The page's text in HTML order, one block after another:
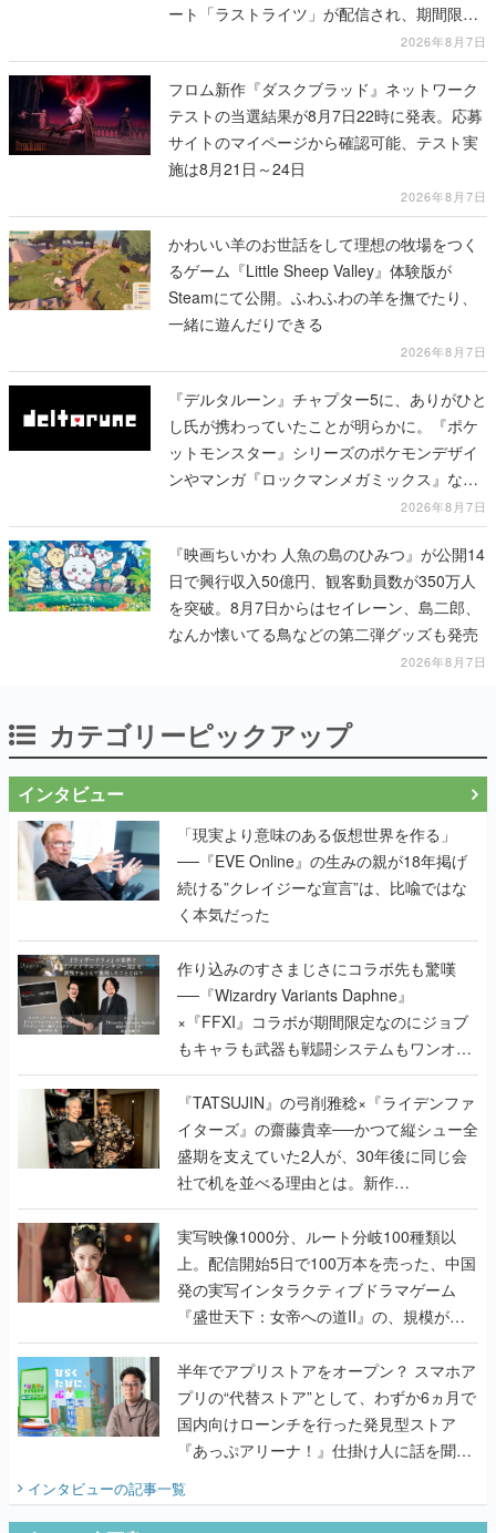
ート「ラストライツ」が配信され、期間限定
の無料プレイや過去作の無料配布も2026年8月7日
フロム新作『ダスクブラッド』ネットワーク
テストの当選結果が8月7日22時に発表。応募
サイトのマイページから確認可能、テスト実
施は8月21日～24日
2026年8月7日
かわいい羊のお世話をして理想の牧場をつく
るゲーム『Little Sheep Valley』体験版が
Steamにて公開。ふわふわの羊を撫でたり、
一緒に遊んだりできる
2026年8月7日
『デルタルーン』チャプター5に、ありがひと
し氏が携わっていたことが明らかに。『ポケ
ットモンスター』シリーズのポケモンデザイ
ンやマンガ『ロックマンメガミックス』など
2026年8月7日
『映画ちいかわ 人魚の島のひみつ』が公開14
日で興行収入50億円、観客動員数が350万人
を突破。8月7日からはセイレーン、島二郎、
なんか懐いてる鳥などの第二弾グッズも発売
2026年8月7日
カテゴリーピックアップ
インタビュー
「現実より意味のある仮想世界を作る」
──『EVE Online』の生みの親が18年掲げ
続ける”クレイジーな宣言”は、比喩ではな
く本気だった
作り込みのすさまじさにコラボ先も驚嘆
──『Wizardry Variants Daphne』
×『FFXI』コラボが期間限定なのにジョブ
もキャラも武器も戦闘システムもワンオフ
で作り込まれた理由を両ディレクターに聞
く
『TATSUJIN』の弓削雅稔×『ライデンファ
イターズ』の齋藤貴幸──かつて縦シュー全
盛期を支えていた2人が、30年後に同じ会
社で机を並べる理由とは。新作
『TATSUJIN EXTREME』で初タッグを組
んだレジェンド2人に訊く開発秘話
実写映像1000分、ルート分岐100種類以
上。配信開始5日で100万本を売った、中国
発の実写インタラクティブドラマゲーム
『盛世天下：女帝への道II』の、規模が違
うこだわりをプロデューサーに聞いた
半年でアプリストアをオープン？ スマホア
プリの“代替ストア”として、わずか6ヵ月で
国内向けローンチを行った発見型ストア
『あっぷアリーナ！』仕掛け人に話を聞い
インタビューの記事一覧